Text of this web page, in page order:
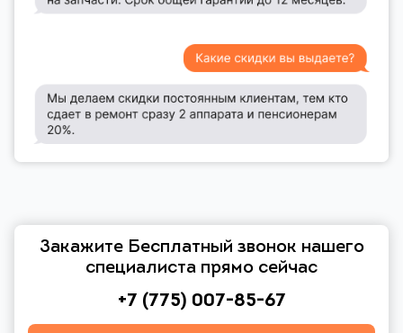
Закажите Бесплатный звонок нашего
специалиста прямо сейчас
+7 (775) 007-85-67